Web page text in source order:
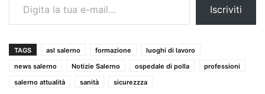
Iscriviti
TAGS asl salerno formazione
luoghi di lavoro
news salerno
Notizie Salerno ospedale di polla
professioni
salerno attualità
sanità sicurezzza